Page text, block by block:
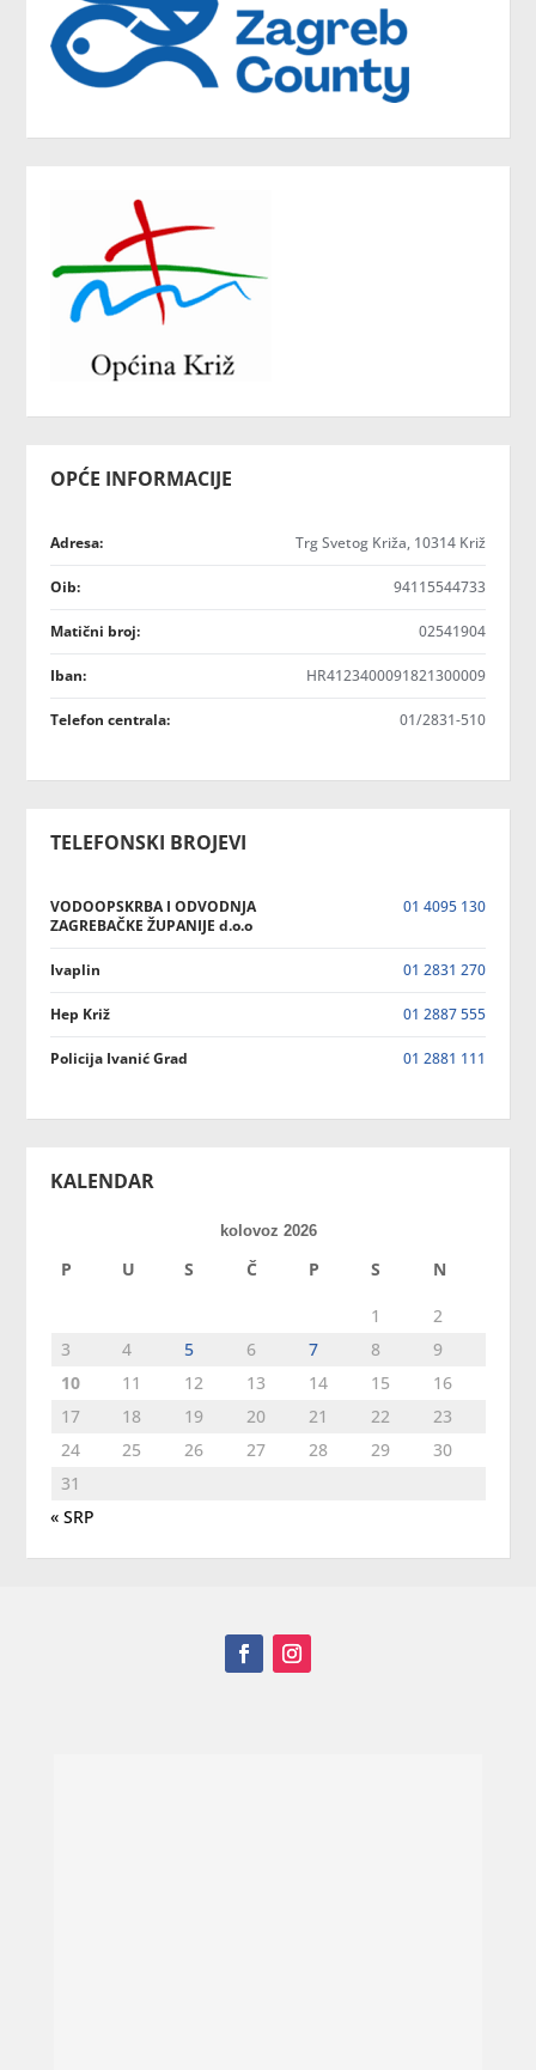
OPĆE INFORMACIJE
Adresa: Trg Svetog Križa, 10314 Križ
Oib: 94115544733
Matični broj: 02541904
Iban: HR4123400091821300009
Telefon centrala: 01/2831-510
TELEFONSKI BROJEVI
VODOOPSKRBA I ODVODNJA
ZAGREBAČKE ŽUPANIJE d.o.o
01 4095 130
Ivaplin 01 2831 270
Hep Križ 01 2887 555
Policija Ivanić Grad 01 2881 111
KALENDAR
kolovoz 2026
P U S Č P S N
1
2
3
4 5 6 7 8
9
10
11 12 13 14 15
16
17
18 19 20 21 22
23
24
25 26 27 28 29
30
31
« SRP